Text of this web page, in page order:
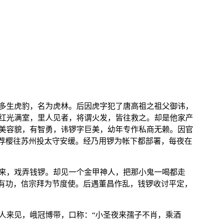
虎豹，名为虎林。后因虎字犯了唐高祖之祖父御讳，
光满室，里人见者，将谓火发，皆往救之。却是他家产
容貌，有智勇，讳锣字巨美，幼年专作私商无赖。因官
往苏州投太守安缓。经乃用锣为帐下都部署，每夜在
，戏弄钱锣。却见一个金甲神人，把那小鬼一喝都走
，信宗拜为节度使。后遇董昌作乱，钱锣收讨平定，
见，峨冠博带，口称：“小圣夜来孺子不肖，乘酒